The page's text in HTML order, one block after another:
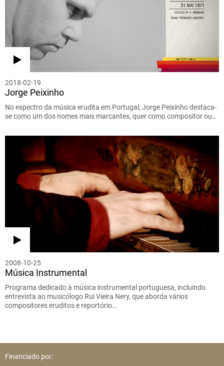
2018-02-19
Jorge Peixinho
No espectro da música erudita em Portugal, Jorge Peixinho destaca-
se como um dos nomes mais marcantes, quer como compositor ou…
2008-10-25
Música Instrumental
Programa dedicado à música instrumental portuguesa, incluindo
entrevista ao musicólogo Rui Vieira Nery, que aborda vários
compositores eruditos e reportório…
Financiado por: